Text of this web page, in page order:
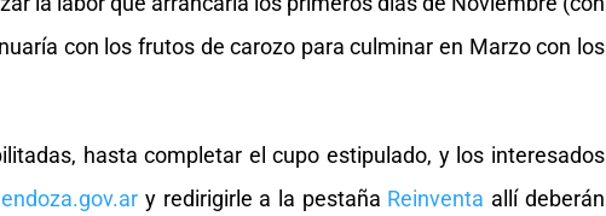
con los frutos de carozo para culminar en Marzo con los
hasta completar el cupo estipulado, y los interesados
y redirigirle a la pestaña Reinventa allí deberán